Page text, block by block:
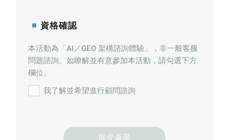
資格確認
本活動為「AI／GEO 架構諮詢體驗」，非一般客服
問題諮詢。如瞭解並有意參加本活動，請勾選下方
欄位。
我了解並希望進行顧問諮詢